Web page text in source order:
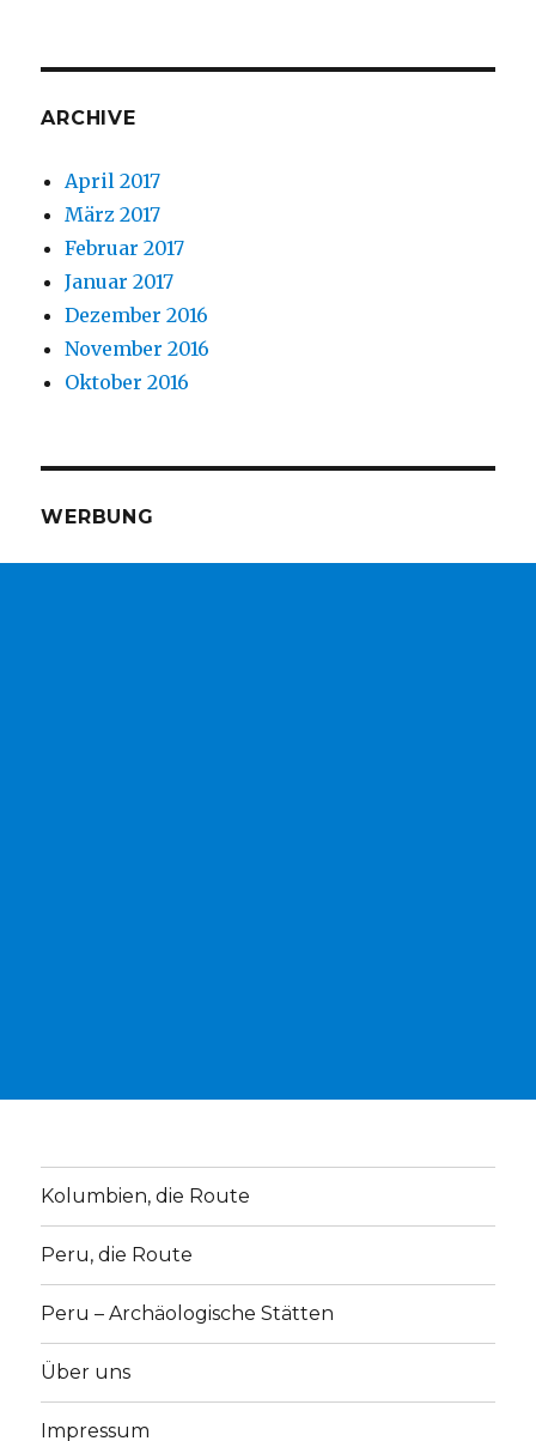
ARCHIVE
April 2017
März 2017
Februar 2017
Januar 2017
Dezember 2016
November 2016
Oktober 2016
WERBUNG
Kolumbien, die Route
Peru, die Route
Peru – Archäologische Stätten
Über uns
Impressum